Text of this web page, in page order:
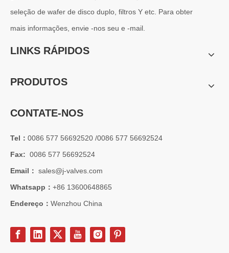
seleção de wafer de disco duplo, filtros Y etc. Para obter
mais informações, envie -nos seu e -mail.
LINKS RÁPIDOS
PRODUTOS
CONTATE-NOS
Tel： 0086 577 56692520 /0086 577 56692524
Fax: 0086 577 56692524
Email： sales@j-valves.com
Whatsapp： +86 13600648865
Endereço： Wenzhou China